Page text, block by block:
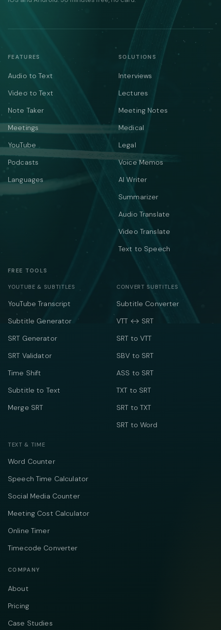
FEATURES
Audio to Text
Video to Text
Note Taker
Meetings
YouTube
Podcasts
Languages
SOLUTIONS
Interviews
Lectures
Meeting Notes
Medical
Legal
Voice Memos
AI Writer
Summarizer
Audio Translate
Video Translate
Text to Speech
FREE TOOLS
YOUTUBE & SUBTITLES
YouTube Transcript
Subtitle Generator
SRT Generator
SRT Validator
Time Shift
Subtitle to Text
Merge SRT
CONVERT SUBTITLES
Subtitle Converter
VTT ↔ SRT
SRT to VTT
SBV to SRT
ASS to SRT
TXT to SRT
SRT to TXT
SRT to Word
TEXT & TIME
Word Counter
Speech Time Calculator
Social Media Counter
Meeting Cost Calculator
Online Timer
Timecode Converter
COMPANY
About
Pricing
Case Studies